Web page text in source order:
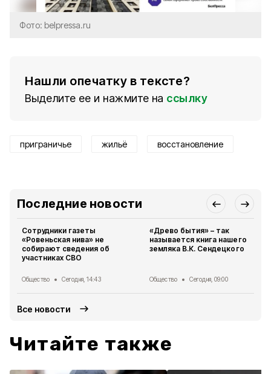
Фото: belpressa.ru
Нашли опечатку в тексте?
Выделите ее и нажмите на ссылку
приграничье жильё восстановление
Последние новости
Сотрудники газеты
«Ровеньская нива» не
собирают сведения об
участниках СВО
Общество Сегодня, 14:43
«Древо бытия» – так
называется книга нашего
земляка В.К. Сендецкого
Общество Сегодня, 09:00
Все новости
Читайте также